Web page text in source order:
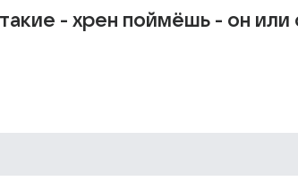
- хрен поймёшь - он или